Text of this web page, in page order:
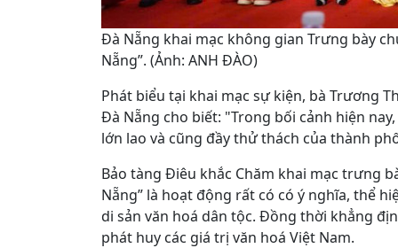
Đà Nẵng khai mạc không gian Trưng bày
Nẵng”. (Ảnh: ANH ĐÀO)
Phát biểu tại khai mạc sự kiện, bà Trương
Đà Nẵng cho biết: "Trong bối cảnh hiện
lớn lao và cũng đầy thử thách của thành
Bảo tàng Điêu khắc Chăm khai mạc trưng
Nẵng” là hoạt động rất có có ý nghĩa, thể
di sản văn hoá dân tộc. Đồng thời khẳng
phát huy các giá trị văn hoá Việt Nam.